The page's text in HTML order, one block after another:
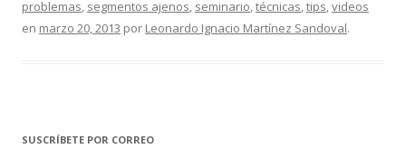
problemas, segmentos ajenos, seminario,técnicas,tips,videos
en marzo 20, 2013 por Leonardo Ignacio Martínez Sandoval.
SUSCRÍBETE POR CORREO